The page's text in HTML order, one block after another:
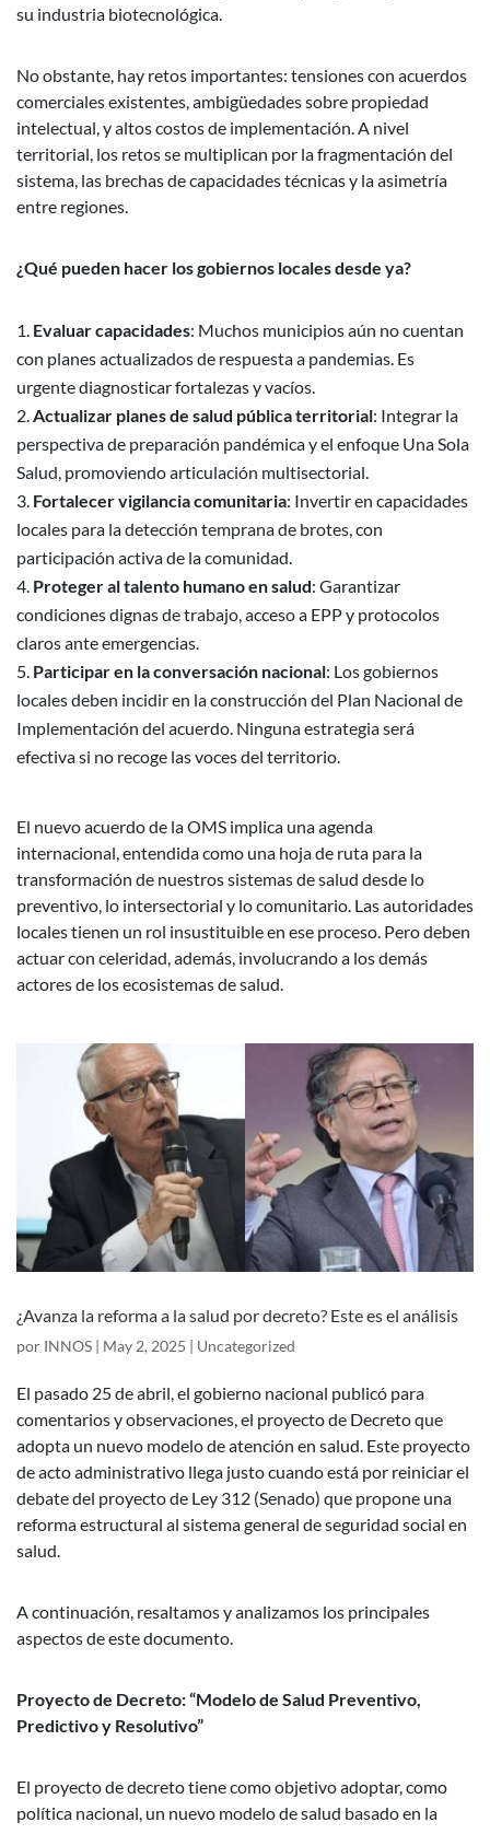
su industria biotecnológica.
No obstante, hay retos importantes: tensiones con acuerdos
comerciales existentes, ambigüedades sobre propiedad
intelectual, y altos costos de implementación. A nivel
territorial, los retos se multiplican por la fragmentación del
sistema, las brechas de capacidades técnicas y la asimetría
entre regiones.
¿Qué pueden hacer los gobiernos locales desde ya?
Evaluar capacidades: Muchos municipios aún no cuentan
con planes actualizados de respuesta a pandemias. Es
urgente diagnosticar fortalezas y vacíos.
Actualizar planes de salud pública territorial: Integrar la
perspectiva de preparación pandémica y el enfoque Una Sola
Salud, promoviendo articulación multisectorial.
Fortalecer vigilancia comunitaria: Invertir en capacidades
locales para la detección temprana de brotes, con
participación activa de la comunidad.
Proteger al talento humano en salud: Garantizar
condiciones dignas de trabajo, acceso a EPP y protocolos
claros ante emergencias.
Participar en la conversación nacional: Los gobiernos
locales deben incidir en la construcción del Plan Nacional de
Implementación del acuerdo. Ninguna estrategia será
efectiva si no recoge las voces del territorio.
El nuevo acuerdo de la OMS implica una agenda
internacional, entendida como una hoja de ruta para la
transformación de nuestros sistemas de salud desde lo
preventivo, lo intersectorial y lo comunitario. Las autoridades
locales tienen un rol insustituible en ese proceso. Pero deben
actuar con celeridad, además, involucrando a los demás
actores de los ecosistemas de salud.
¿Avanza la reforma a la salud por decreto? Este es el análisis
por INNOS | May 2, 2025 | Uncategorized
El pasado 25 de abril, el gobierno nacional publicó para
comentarios y observaciones, el proyecto de Decreto que
adopta un nuevo modelo de atención en salud. Este proyecto
de acto administrativo llega justo cuando está por reiniciar el
debate del proyecto de Ley 312 (Senado) que propone una
reforma estructural al sistema general de seguridad social en
salud.
A continuación, resaltamos y analizamos los principales
aspectos de este documento.
Proyecto de Decreto: “Modelo de Salud Preventivo,
Predictivo y Resolutivo”
El proyecto de decreto tiene como objetivo adoptar, como
política nacional, un nuevo modelo de salud basado en la